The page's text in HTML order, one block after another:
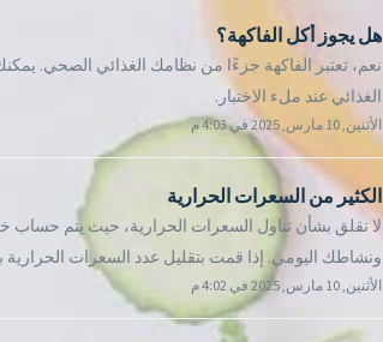
هل يجوز أكل الفاكهة؟
نعم، تعتبر الفاكهة جزءًا من نظامك الغذائي الصحي.
الغذائي عند ملء الاختبار.
الأثنين, 10 مارس, 2025 في 4:03 م
الكثير من السعرات الحرارية
لا تقلق بشأن تناول السعرات الحرارية، حيث يتم
ونشاطك اليومي. إذا قمت بتقليل عدد السعرات
الأثنين, 10 مارس, 2025 في 4:02 م